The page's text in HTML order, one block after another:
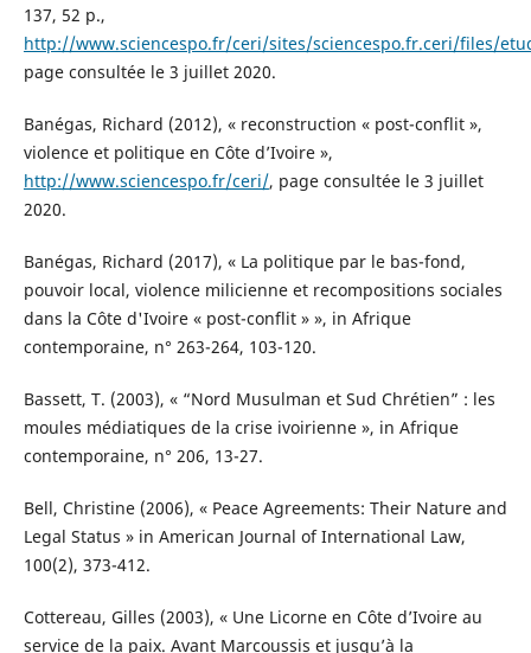
137, 52 p.,
http://www.sciencespo.fr/ceri/sites/sciencespo.fr.ceri/files/
page consultée le 3 juillet 2020.
Banégas, Richard (2012), « reconstruction « post-conflit »,
violence et politique en Côte d’Ivoire »,
http://www.sciencespo.fr/ceri/, page consultée le 3 juillet
2020.
Banégas, Richard (2017), « La politique par le bas-fond,
pouvoir local, violence milicienne et recompositions sociales
dans la Côte d'Ivoire « post-conflit » », in Afrique
contemporaine, n° 263-264, 103-120.
Bassett, T. (2003), « “Nord Musulman et Sud Chrétien” : les
moules médiatiques de la crise ivoirienne », in Afrique
contemporaine, n° 206, 13-27.
Bell, Christine (2006), « Peace Agreements: Their Nature and
Legal Status » in American Journal of International Law,
100(2), 373-412.
Cottereau, Gilles (2003), « Une Licorne en Côte d’Ivoire au
service de la paix. Avant Marcoussis et jusqu’à la